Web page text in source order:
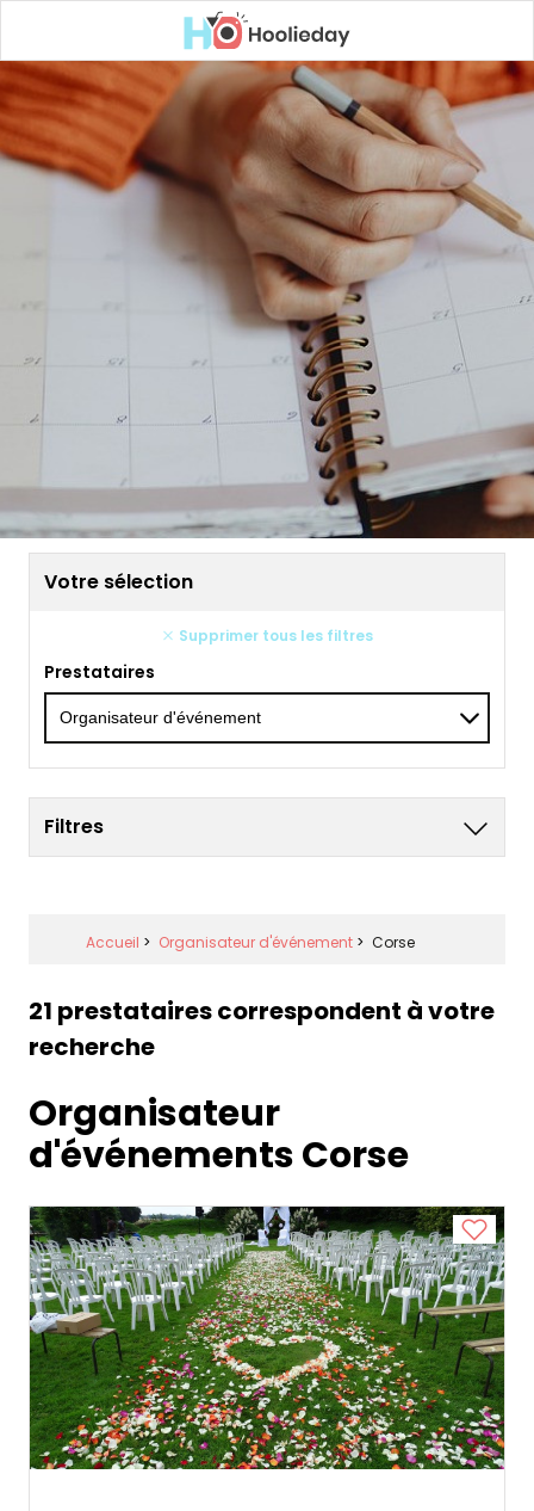
Votre sélection
Supprimer tous les filtres
Prestataires
Filtres
Accueil > Organisateur d'événement > Corse
21 prestataires correspondent à votre
recherche
Organisateur
d'événements Corse